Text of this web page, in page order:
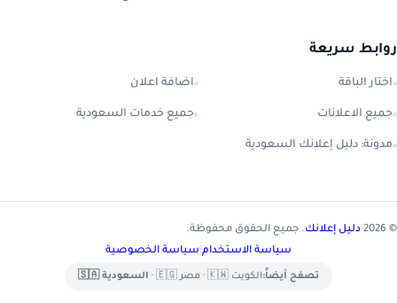
روابط سريعة
اختار الباقة اضافة اعلان
جميع الاعلانات جميع خدمات السعودية
مدونة: دليل إعلانك السعودية
© 2026 دليل إعلانك. جميع الحقوق محفوظة.
سياسة الاستخدام سياسة الخصوصية
تصفح أيضاً:الكويت 🇰🇼 • مصر 🇪🇬 • السعودية 🇸🇦